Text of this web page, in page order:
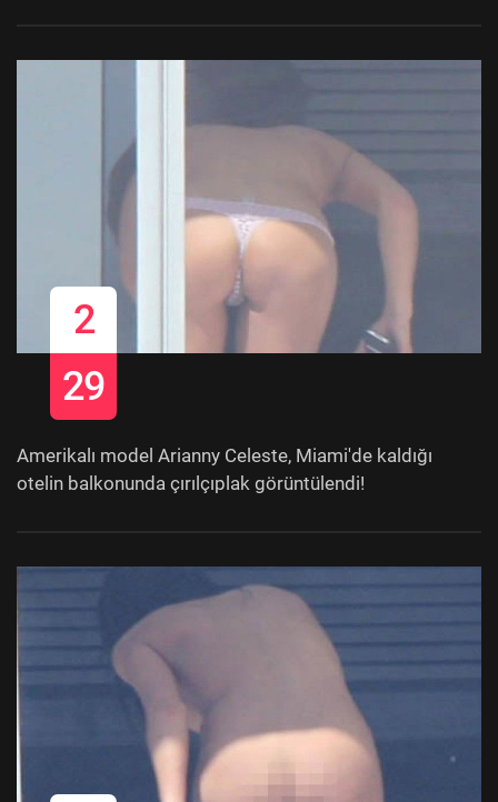
2
29
Amerikalı model Arianny Celeste, Miami'de kaldığı
otelin balkonunda çırılçıplak görüntülendi!